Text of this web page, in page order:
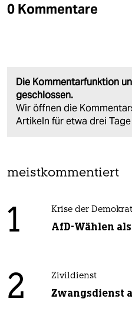
0 Kommentare
Die Kommentarfunktion
geschlossen.
Wir öffnen die
Artikeln für etwa drei Tage
meistkommentiert
1 Krise der
AfD-Wählen
2 Zivildienst
Zwangsdienst